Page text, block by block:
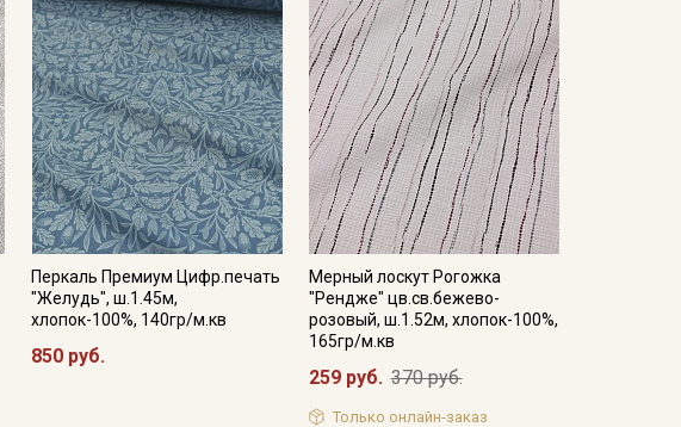
Перкаль Премиум Цифр.печать
"Желудь", ш.1.45м,
хлопок-100%, 140гр/м.кв
850 руб.
Мерный лоскут Рогожка
"Рендже" цв.св.бежево-
розовый, ш.1.52м, хлопок-100%,
165гр/м.кв
259 руб. 370 руб.
Только онлайн-заказ